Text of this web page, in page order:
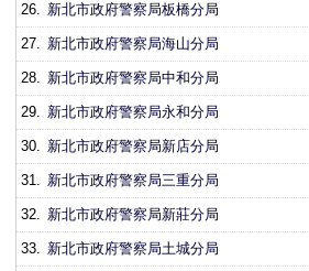
26. 新北市政府警察局板橋分局
27. 新北市政府警察局海山分局
28. 新北市政府警察局中和分局
29. 新北市政府警察局永和分局
30. 新北市政府警察局新店分局
31. 新北市政府警察局三重分局
32. 新北市政府警察局新莊分局
33. 新北市政府警察局土城分局